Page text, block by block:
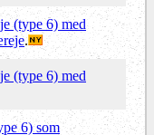
(type 6) med
.
(type 6) med
6) som